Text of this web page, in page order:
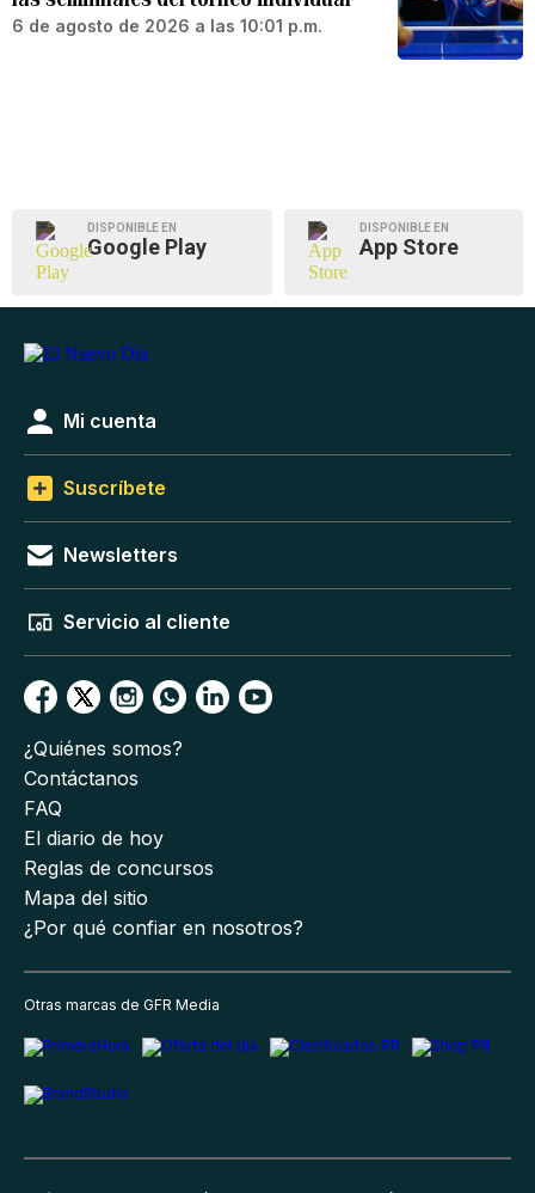
6 de agosto de 2026 a las 10:01 p.m.
DISPONIBLE EN
Google Play
DISPONIBLE EN
App Store
Mi cuenta
Suscríbete
Newsletters
Servicio al cliente
¿Quiénes somos?
Contáctanos
FAQ
El diario de hoy
Reglas de concursos
Mapa del sitio
¿Por qué confiar en nosotros?
Otras marcas de GFR Media